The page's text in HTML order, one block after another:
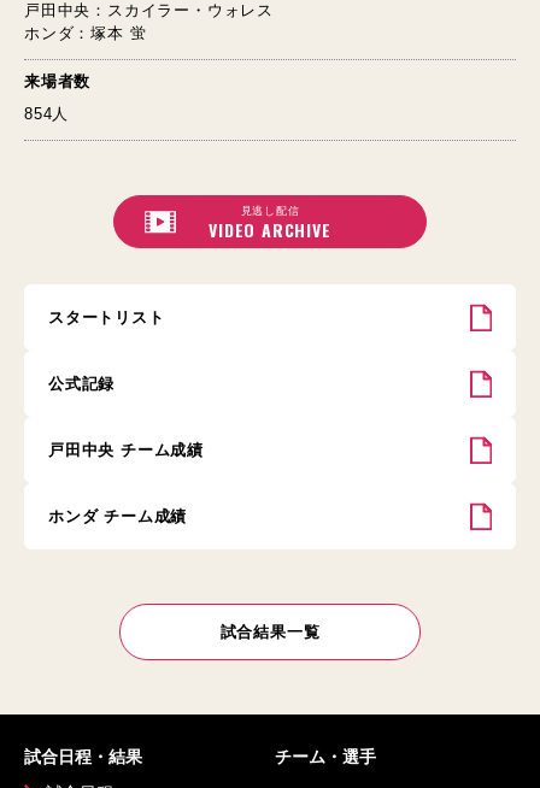
戸田中央：スカイラー・ウォレス
ホンダ：塚本 蛍
来場者数
854人
見逃し配信
VIDEO ARCHIVE
スタートリスト
公式記録
戸田中央 チーム成績
ホンダ チーム成績
試合結果一覧
試合日程・結果
チーム・選手